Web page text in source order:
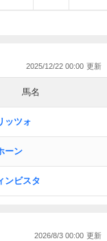
2025/12/22 00:00
馬名
ッツォ
ーン
ンビスタ
2026/8/3 00:00